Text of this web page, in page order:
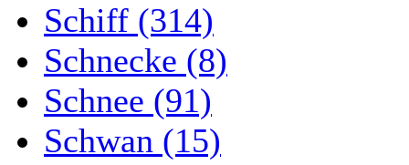
Schiff (314)
Schnecke (8)
Schnee (91)
Schwan (15)